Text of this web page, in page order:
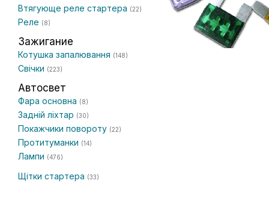
Втягующе реле стартера (22)
Реле (8)
Зажигание
Котушка запалювання (148)
Свічки (223)
Автосвет
Фара основна (8)
Задній ліхтар (30)
Покажчики повороту (22)
Протитуманки (14)
Лампи (476)
Щітки стартера (33)